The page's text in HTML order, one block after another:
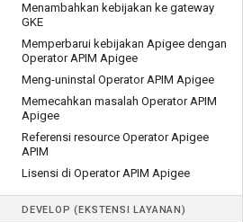
Menambahkan kebijakan ke gateway
GKE
Memperbarui kebijakan Apigee dengan
Operator APIM Apigee
Meng-uninstal Operator APIM Apigee
Memecahkan masalah Operator APIM
Apigee
Referensi resource Operator Apigee
APIM
Lisensi di Operator APIM Apigee
DEVELOP (EKSTENSI LAYANAN)